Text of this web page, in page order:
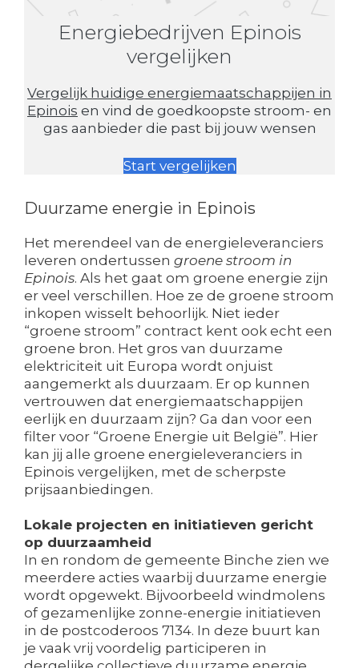
Energiebedrijven Epinois
vergelijken
Vergelijk huidige energiemaatschappijen in
Epinois en vind de goedkoopste stroom- en
gas aanbieder die past bij jouw wensen
Start vergelijken
Duurzame energie in Epinois
Het merendeel van de energieleveranciers
leveren ondertussen groene stroom in
Epinois. Als het gaat om groene energie zijn
er veel verschillen. Hoe ze de groene stroom
inkopen wisselt behoorlijk. Niet ieder
“groene stroom” contract kent ook echt een
groene bron. Het gros van duurzame
elektriciteit uit Europa wordt onjuist
aangemerkt als duurzaam. Er op kunnen
vertrouwen dat energiemaatschappijen
eerlijk en duurzaam zijn? Ga dan voor een
filter voor “Groene Energie uit België”. Hier
kan jij alle groene energieleveranciers in
Epinois vergelijken, met de scherpste
prijsaanbiedingen.
Lokale projecten en initiatieven gericht
op duurzaamheid
In en rondom de gemeente Binche zien we
meerdere acties waarbij duurzame energie
wordt opgewekt. Bijvoorbeeld windmolens
of gezamenlijke zonne-energie initiatieven
in de postcoderoos 7134. In deze buurt kan
je vaak vrij voordelig participeren in